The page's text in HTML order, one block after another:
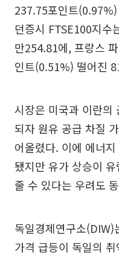
237.75포인트
던증시 FTSE100지
만254.81에, 프랑스
인트(0.51%) 떨어진
시장은 미국과 이란의
되자 원유 공급 차질
어올렸다. 이에 에너
됐지만 유가 상승이
줄 수 있다는 우려도
독일경제연구소(DIW)
가격 급등이 독일의